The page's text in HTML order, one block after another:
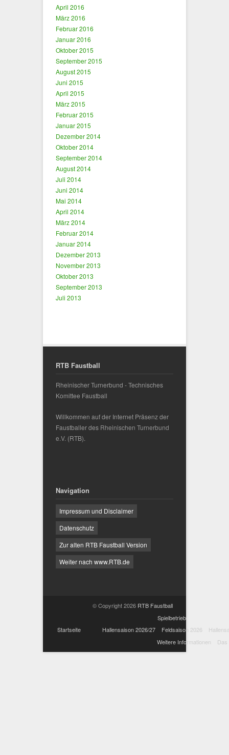
April 2016
März 2016
Februar 2016
Januar 2016
Oktober 2015
September 2015
August 2015
Juni 2015
April 2015
März 2015
Februar 2015
Januar 2015
Dezember 2014
Oktober 2014
September 2014
August 2014
Juli 2014
Juni 2014
Mai 2014
April 2014
März 2014
Februar 2014
Januar 2014
Dezember 2013
November 2013
Oktober 2013
September 2013
Juli 2013
RTB Faustball
Rheinischer Turnerbund - Technisches
Komittee Faustball
Willkommen auf der Internet Präsenz der
Faustballer des Rheinischen Turnerbund
e.V. (RTB).
Navigation
Impressum und Disclaimer
Datenschutz
Zur alten RTB Faustball Version
Weiter nach www.RTB.de
© Copyright 2026 RTB Faustball
Startseite
Spielbetrieb
Hallensaison 2026/27
Feldsaison 2026
Weitere Informationen
Das